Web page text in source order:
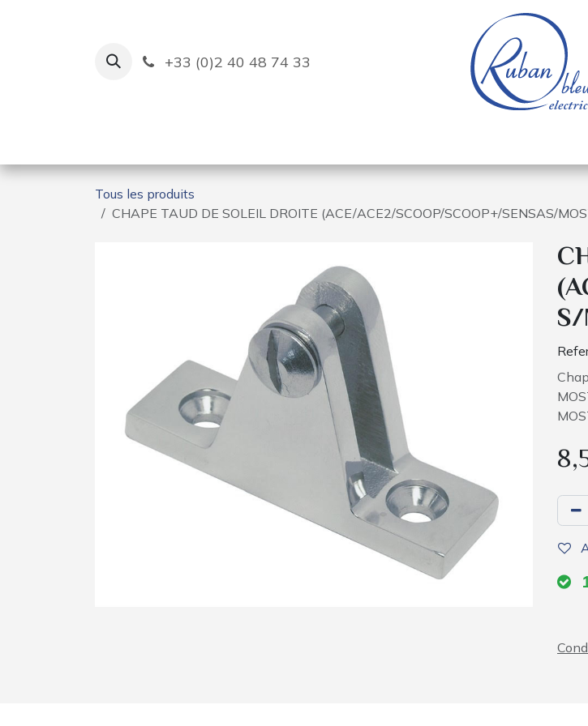
+33 (0)2 40 48 74 33
Tous les produits
CHAPE TAUD DE SOLEIL DROITE (ACE/ACE2/SCOOP/SCOOP+/SENSAS/